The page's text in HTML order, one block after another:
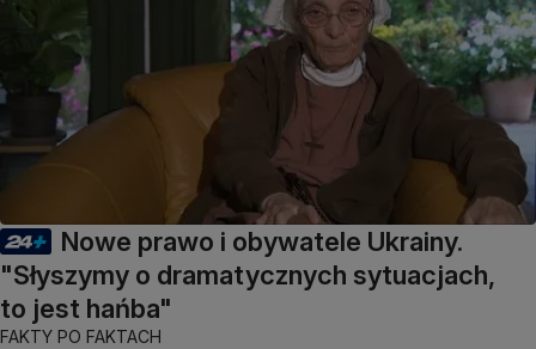
Nowe prawo i obywatele Ukrainy.
"Słyszymy o dramatycznych sytuacjach,
to jest hańba"
FAKTY PO FAKTACH